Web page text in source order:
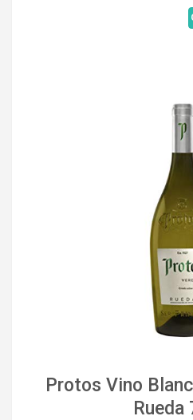
Protos Vino
Rueda